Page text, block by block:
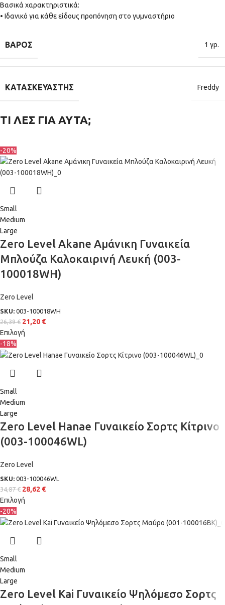
Βασικά χαρακτηριστικά:
• Ιδανικό για κάθε είδους προπόνηση στο γυμναστήριο
ΒΆΡΟΣ 1 γρ.
ΚΑΤΑΣΚΕΥΑΣΤΉΣ Freddy
ΤΙ ΛΕΣ ΓΙΑ ΑΥΤΑ;
-20%
Small
Medium
Large
Zero Level Akane Αμάνικη Γυναικεία
Μπλούζα Καλοκαιρινή Λευκή (003-
100018WH)
Zero Level
SKU: 003-100018WH
26,39€ 21,20 €
Επιλογή
-18%
Small
Medium
Large
Zero Level Hanae Γυναικείο Σορτς Κίτρινο
(003-100046WL)
Zero Level
SKU: 003-100046WL
34,87€ 28,62 €
Επιλογή
-20%
Small
Medium
Large
Zero Level Kai Γυναικείο Ψηλόμεσο Σορτς